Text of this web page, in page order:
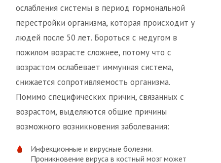
ослабления системы в период гормональной
перестройки организма, которая происходит у
людей после 50 лет. Бороться с недугом в
пожилом возрасте сложнее, потому что с
возрастом ослабевает иммунная система,
снижается сопротивляемость организма.
Помимо специфических причин, связанных с
возрастом, выделяются общие причины
возможного возникновения заболевания:
Инфекционные и вирусные болезни.
Проникновение вируса в костный мозг может